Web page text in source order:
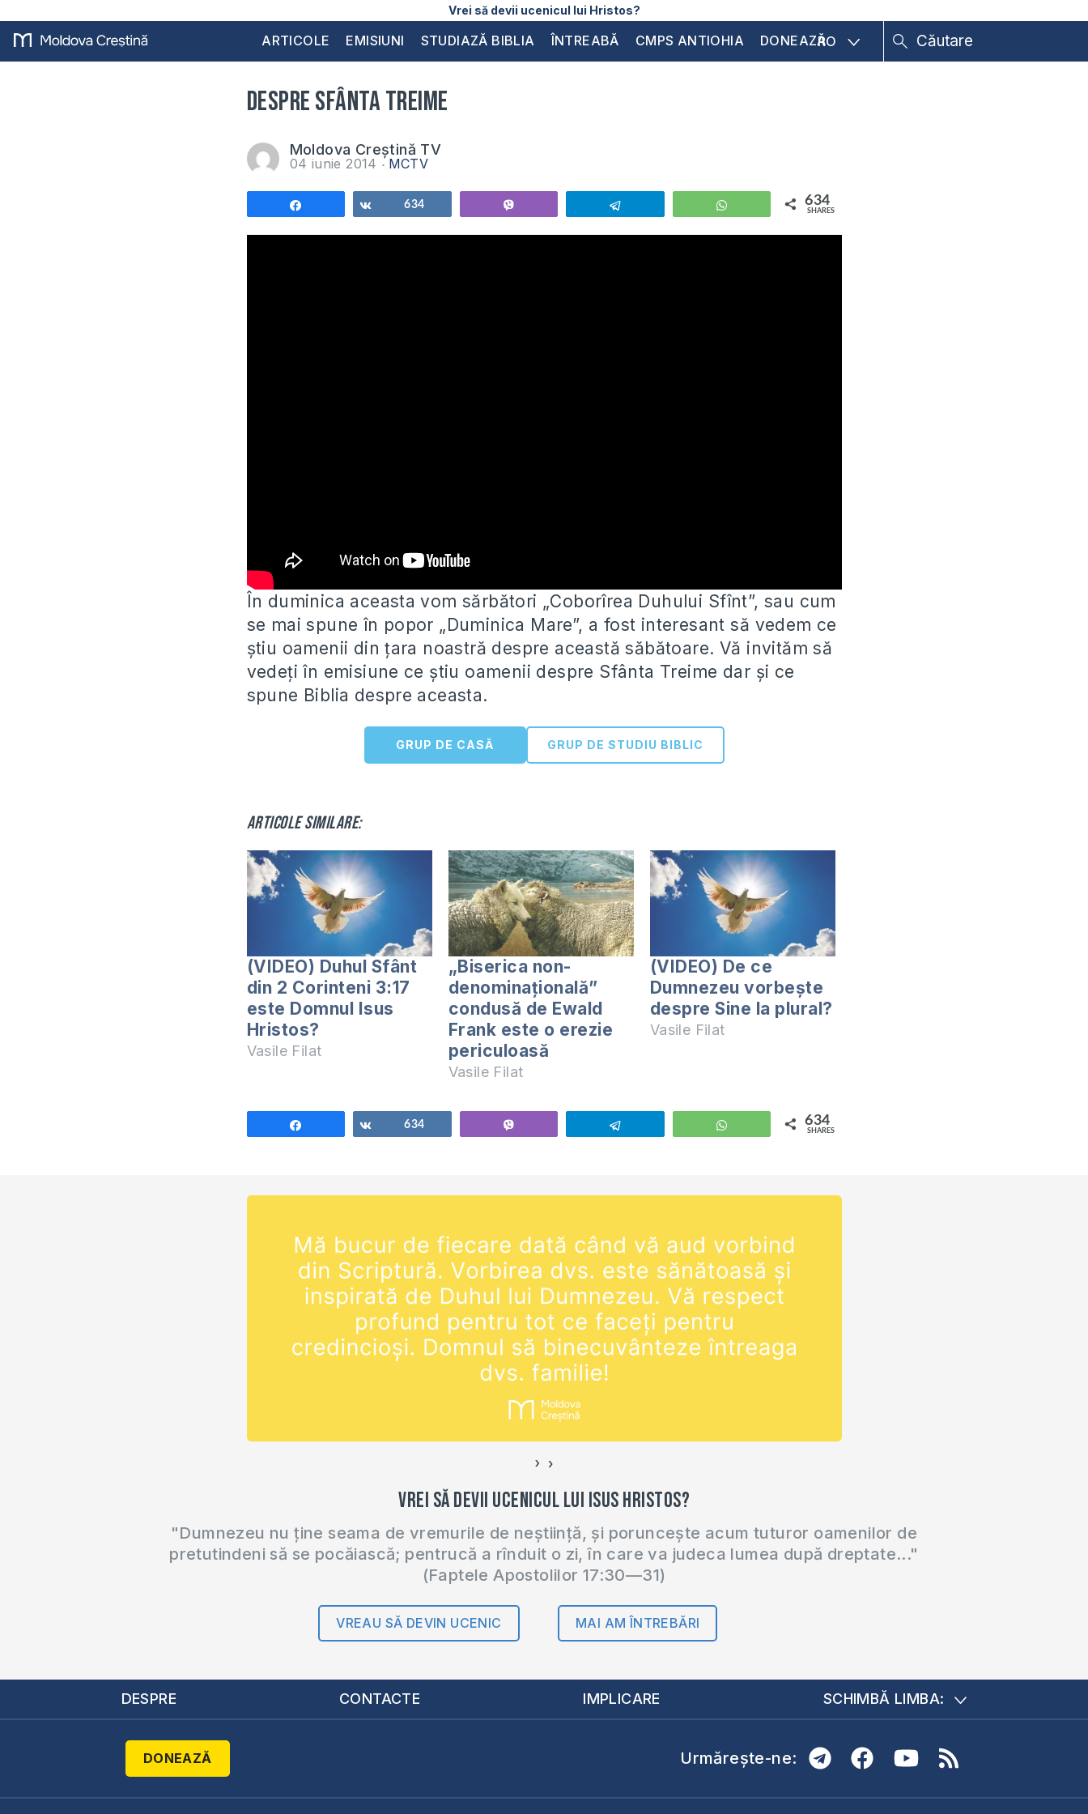
Vrei să devii ucenicul lui Hristos?
ARTICOLE EMISIUNI STUDIAZĂ BIBLIA ÎNTREABĂ CMPS ANTIOHIA DONEAZĂRO
Despre Sfânta Treime
Moldova Creștină TV
04 iunie 2014 MCTV
Share634 WhatsApp 634
SHARES
În duminica aceasta vom sărbători „Coborîrea Duhului Sfînt”, sau cum
se mai spune în popor „Duminica Mare”, a fost interesantsă vedem ce
știu oamenii din țara noastră despre această săbătoare. Vă invităm să
vedeți în emisiune ce știu oamenii despre Sfânta Treime dar și ce
spune Biblia despre aceasta.
GRUP DE CASĂ GRUP DE STUDIU BIBLIC
Articole similare:
(VIDEO) Duhul Sfânt
din 2 Corinteni 3:17
este Domnul Isus
Hristos?
Vasile Filat
„Biserica non-
denominațională”
condusă de Ewald
Frank este o erezie
periculoasă
Vasile Filat
(VIDEO) De ce
Dumnezeu vorbește
despre Sine la plural?
Vasile Filat
Share634 WhatsApp 634
SHARES
‹ ›
Vrei să devii ucenicul lui Isus Hristos?
"Dumnezeu nu ține seama de vremurile de neștiință, și poruncește acum tuturor oamenilor de
pretutindeni să se pocăiască; pentrucă a rînduit o zi, în care va judeca lumea după dreptate..."
(Faptele Apostolilor 17:30—31)
VREAU SĂ DEVIN UCENIC MAI AM ÎNTREBĂRI
DESPRE CONTACTE IMPLICARE SCHIMBĂ LIMBA:
DONEAZĂ Urmărește-ne: